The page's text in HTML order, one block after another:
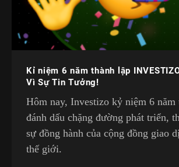
Kỉ niệm 6 năm thành lập
Vì Sự Tin Tưởng!
Hôm nay, Investizo kỷ niệm 6
đánh dấu chặng đường phát triển,
sự đồng hành của cộng đồng giao
thế giới.